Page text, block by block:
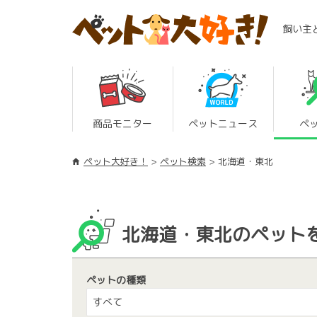
飼い主
商品モニター ペットニュース ペ
ペット大好き！ ペット検索 北海道・東北
北海道・東北のペット
ペットの種類
すべて